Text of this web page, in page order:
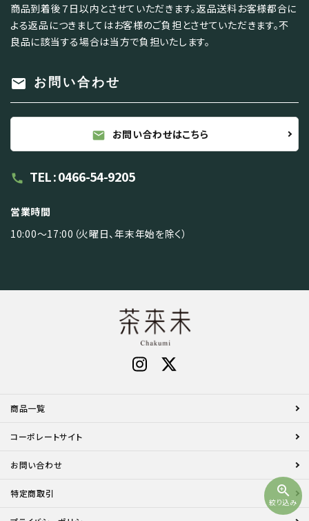
zoom_in
絞り込み
商品到着後７日以内とさせていただきます。返品送料お客様都合に
よる返品につきましてはお客様のご負担とさせていただきます。不
良品に該当する場合は当方で負担いたします。
mail お問い合わせ
mail お問い合わせはこちら
call TEL : 0466-54-9205
営業時間
10:00～17:00（火曜日、年末年始を除く）
商品一覧
コーポレートサイト
お問い合わせ
特定商取引